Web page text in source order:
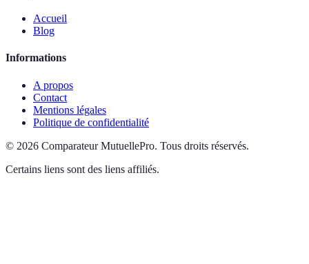
Accueil
Blog
Informations
A propos
Contact
Mentions légales
Politique de confidentialité
© 2026 Comparateur MutuellePro. Tous droits réservés.
Certains liens sont des liens affiliés.